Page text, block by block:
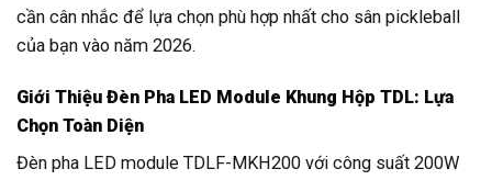
cần cân nhắc để lựa chọn phù hợp nhất cho sân pickleball
của bạn vào năm 2026.
Giới Thiệu Đèn Pha LED Module Khung Hộp TDL: Lựa
Chọn Toàn Diện
Đèn pha LED module TDLF-MKH200 với công suất 200W